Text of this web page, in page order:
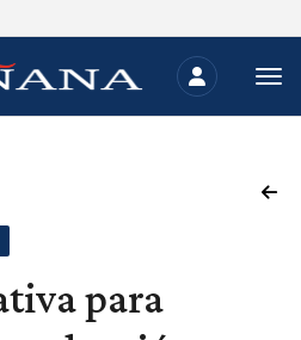
para